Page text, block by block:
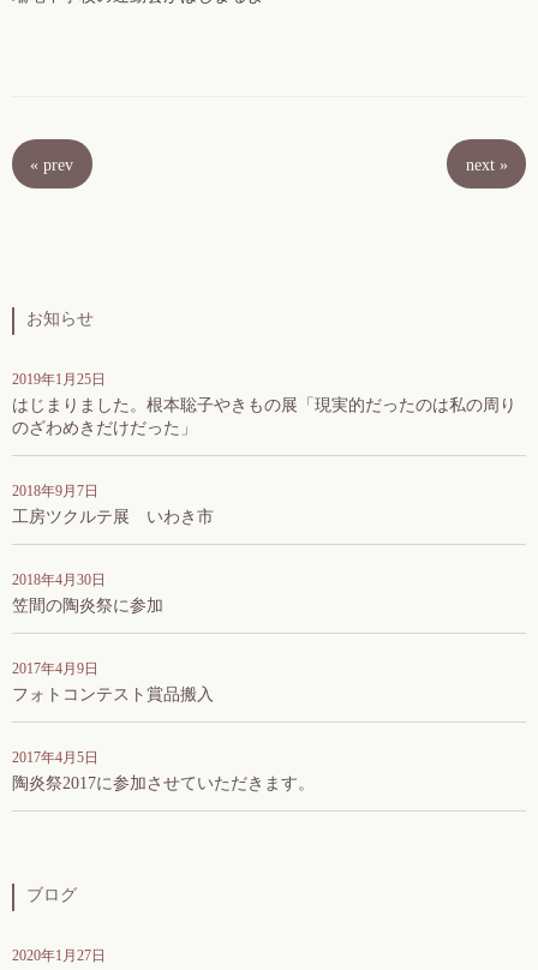
« prev next »
お知らせ
2019年1月25日
はじまりました。根本聡子やきもの展「現実的だったのは私の周り
のざわめきだけだった」
2018年9月7日
工房ツクルテ展 いわき市
2018年4月30日
笠間の陶炎祭に参加
2017年4月9日
フォトコンテスト賞品搬入
2017年4月5日
陶炎祭2017に参加させていただきます。
ブログ
2020年1月27日